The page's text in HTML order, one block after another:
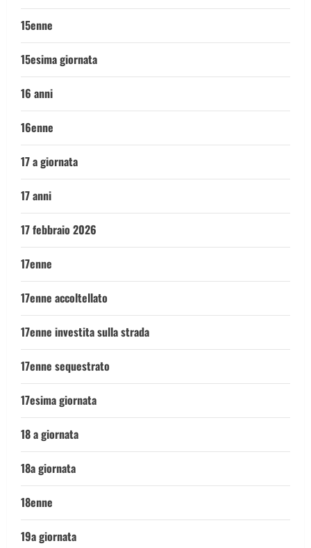
15enne
15esima giornata
16 anni
16enne
17 a giornata
17 anni
17 febbraio 2026
17enne
17enne accoltellato
17enne investita sulla strada
17enne sequestrato
17esima giornata
18 a giornata
18a giornata
18enne
19a giornata